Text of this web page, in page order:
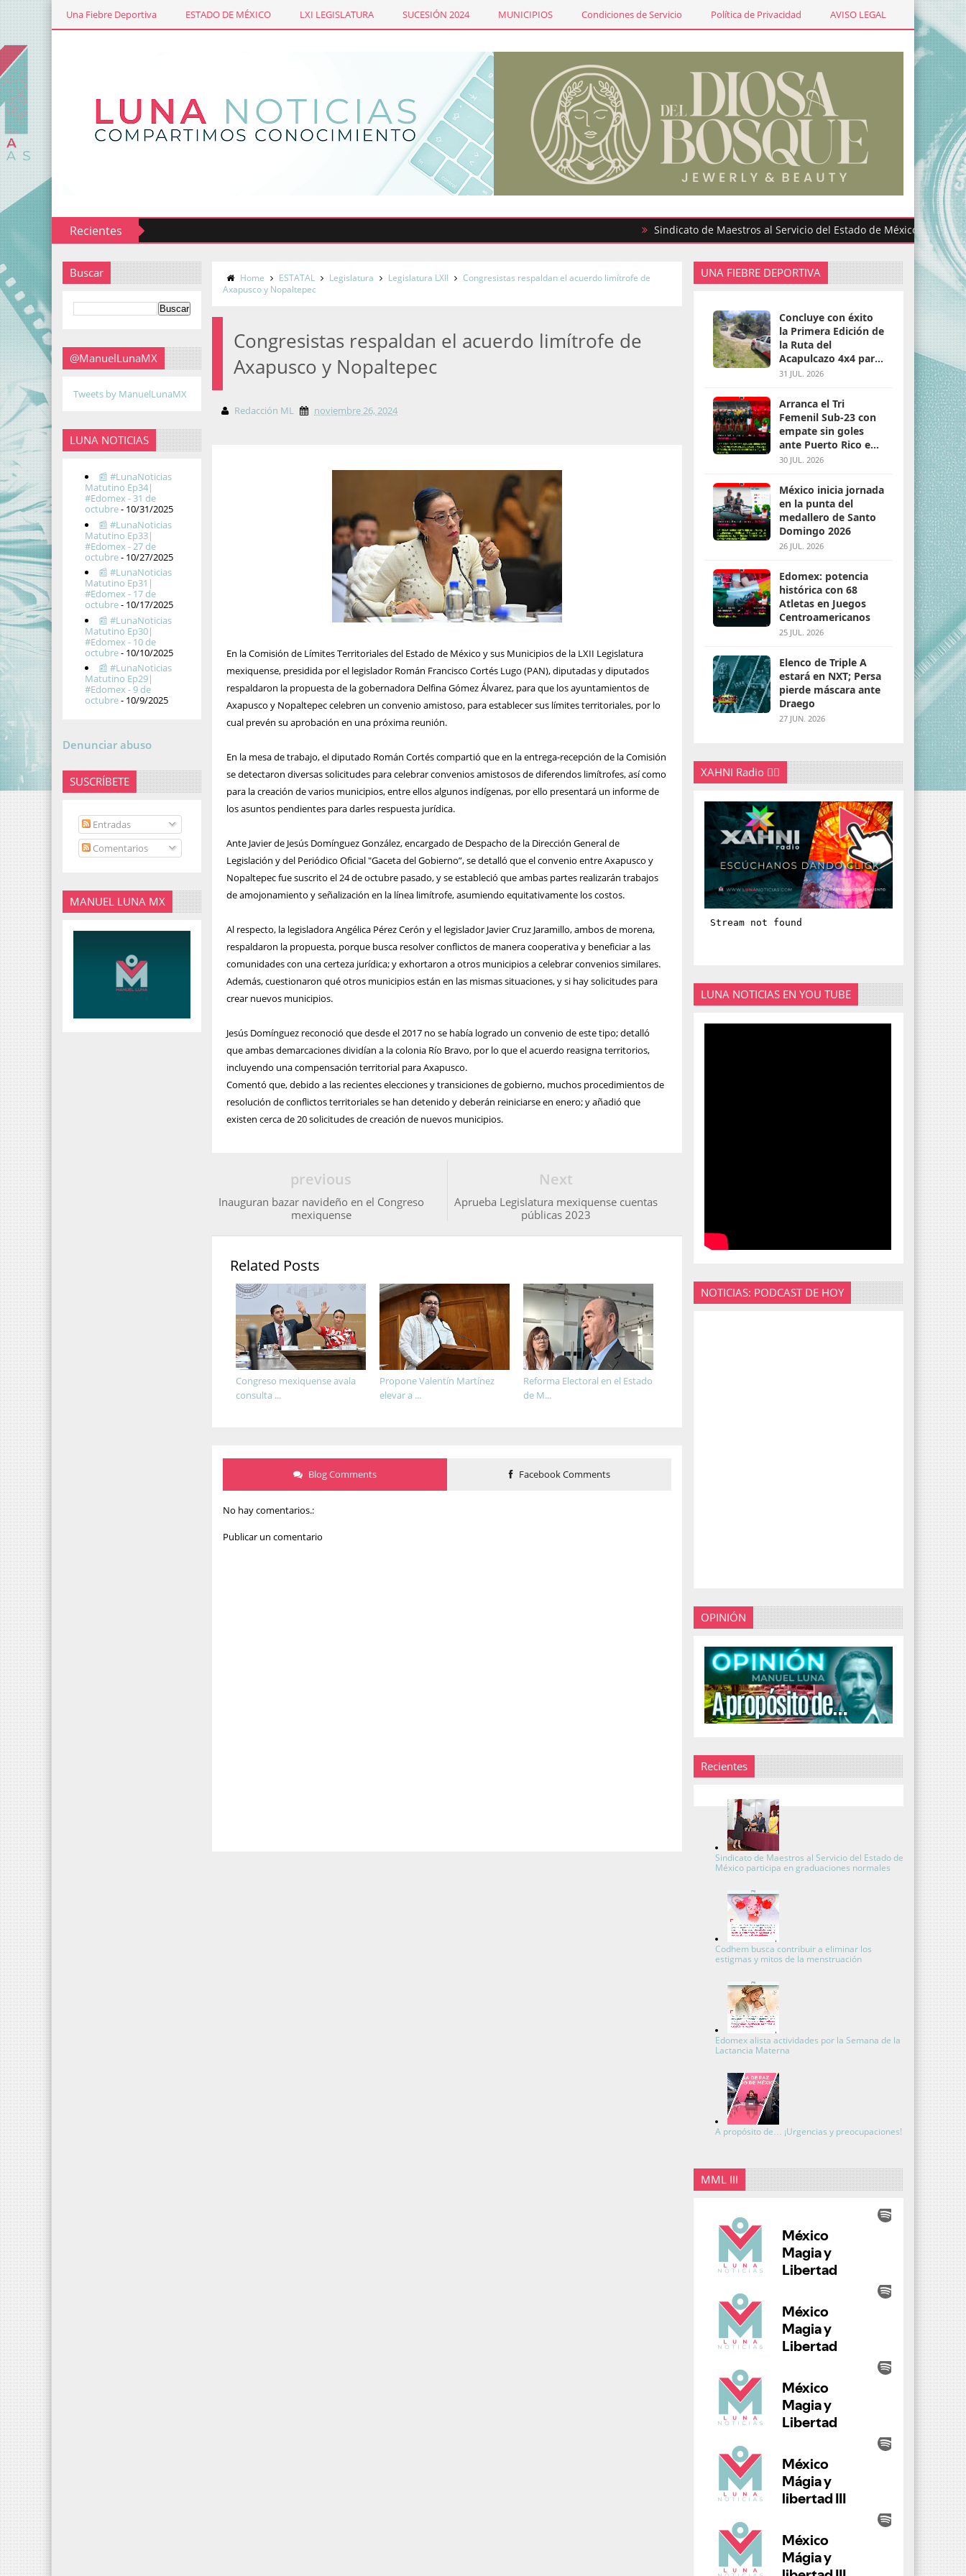
Una Fiebre Deportiva ESTADO DE MÉXICO LXI LEGISLATURA SUCESIÓN 2024 MUNICIPIOS Condiciones de Servicio Política de Privacidad AVISO LEGAL
Recientes Sindicato de Maestros al Servicio del Estado de México participa en
Buscar
@ManuelLunaMX
Tweets by ManuelLunaMX
LUNA NOTICIAS
📰 #LunaNoticias
Matutino Ep34|
#Edomex - 31 de
octubre- 10/31/2025
📰 #LunaNoticias
Matutino Ep33|
#Edomex - 27 de
octubre- 10/27/2025
📰 #LunaNoticias
Matutino Ep31|
#Edomex - 17 de
octubre- 10/17/2025
📰 #LunaNoticias
Matutino Ep30|
#Edomex - 10 de
octubre- 10/10/2025
📰 #LunaNoticias
Matutino Ep29|
#Edomex - 9 de
octubre- 10/9/2025
Denunciar abuso
SUSCRÍBETE
Entradas
Comentarios
MANUEL LUNA MX
Home ESTATAL Legislatura Legislatura LXII
Congresistas respaldan el acuerdo limítrofe de
Axapusco y Nopaltepec
Congresistas respaldan el acuerdo limítrofe de
Axapusco y Nopaltepec
Redacción ML noviembre 26, 2024
En la Comisión de Límites Territoriales del Estado de México y sus Municipios de la LXII Legislatura
mexiquense, presidida por el legislador Román Francisco Cortés Lugo (PAN), diputadas y diputados
respaldaron la propuesta de la gobernadora Delfina Gómez Álvarez, para que los ayuntamientos de
Axapusco y Nopaltepec celebren un convenio amistoso, para establecer sus límites territoriales, por lo
cual prevén su aprobación en una próxima reunión.
En la mesa de trabajo, el diputado Román Cortés compartió que en la entrega-recepción de la Comisión
se detectaron diversas solicitudes para celebrar convenios amistosos de diferendos limítrofes, así como
para la creación de varios municipios, entre ellos algunos indígenas, por ello presentará un informe de
los asuntos pendientes para darles respuesta jurídica.
Ante Javier de Jesús Domínguez González, encargado de Despacho de la Dirección General de
Legislación y del Periódico Oficial "Gaceta del Gobierno”, se detalló que el convenio entre Axapusco y
Nopaltepec fue suscrito el 24 de octubre pasado, y se estableció que ambas partes realizarán trabajos
de amojonamiento y señalización en la línea limítrofe, asumiendo equitativamente los costos.
Al respecto, la legisladora Angélica Pérez Cerón y el legislador Javier Cruz Jaramillo, ambos de morena,
respaldaron la propuesta, porque busca resolver conflictos de manera cooperativa y beneficiar a las
comunidades con una certeza jurídica; y exhortaron a otros municipios a celebrar convenios similares.
Además, cuestionaron qué otros municipios están en las mismas situaciones, y si hay solicitudes para
crear nuevos municipios.
Jesús Domínguez reconoció que desde el 2017 no se había logrado un convenio de este tipo; detalló
que ambas demarcaciones dividían a la colonia Río Bravo, por lo que el acuerdo reasigna territorios,
incluyendo una compensación territorial para Axapusco.
Comentó que, debido a las recientes elecciones y transiciones de gobierno, muchos procedimientos de
resolución de conflictos territoriales se han detenido y deberán reiniciarse en enero; y añadió que
existen cerca de 20 solicitudes de creación de nuevos municipios.
Next
Aprueba Legislatura mexiquense cuentas
públicas 2023
previous
Inauguran bazar navideño en el Congreso
mexiquense
Related Posts
Reforma Electoral en el Estado
de M...
Propone Valentín Martínez
elevar a ...
Congreso mexiquense avala
consulta ...
Blog Comments Facebook Comments
No hay comentarios.:
Publicar un comentario
UNA FIEBRE DEPORTIVA
Concluye con éxito
la Primera Edición de
la Ruta del
Acapulcazo 4x4 para
parejas
31 JUL. 2026
Arranca el Tri
Femenil Sub-23 con
empate sin goles
ante Puerto Rico en
Santo Domingo 2026
30 JUL. 2026
México inicia jornada
en la punta del
medallero de Santo
Domingo 2026
26 JUL. 2026
Edomex: potencia
histórica con 68
Atletas en Juegos
Centroamericanos
25 JUL. 2026
Elenco de Triple A
estará en NXT; Persa
pierde máscara ante
Draego
27 JUN. 2026
XAHNI Radio 👇🏽
LUNA NOTICIAS EN YOU TUBE
NOTICIAS: PODCAST DE HOY
OPINIÓN
Recientes
Sindicato de Maestros al Servicio del Estado de
México participa en graduaciones normales
Codhem busca contribuir a eliminar los
estigmas y mitos de la menstruación
Edomex alista actividades por la Semana de la
Lactancia Materna
A propósito de… ¡Urgencias y preocupaciones!
MML III